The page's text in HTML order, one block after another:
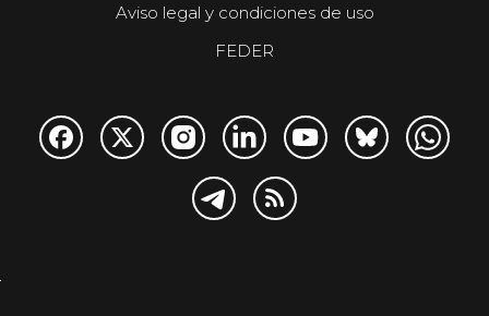
Aviso legal y condiciones de uso
FEDER